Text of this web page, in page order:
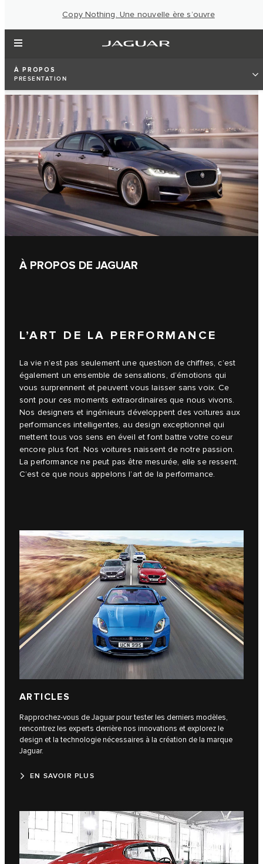
Copy Nothing. Une nouvelle ère s’ouvre
À PROPOS
PRÉSENTATION
À PROPOS DE JAGUAR
L’ART DE LA PERFORMANCE
La vie n’est pas seulement une question de chiffres, c’est
également un ensemble de sensations, d’émotions qui
vous surprennent et peuvent vous laisser sans voix. Ce
sont pour ces moments extraordinaires que nous vivons.
Nos designers et ingénieurs développent des voitures aux
performances intelligentes, au design exceptionnel qui
mettent tous vos sens en éveil et font battre votre coeur
encore plus fort. Nos voitures naissent de notre passion.
La performance ne peut pas être mesurée, elle se ressent.
C’est ce que nous appelons l’art de la performance.
ARTICLES
Rapprochez-vous de Jaguar pour tester les derniers modèles,
rencontrez les experts derrière nos innovations et explorez le
design et la technologie nécessaires à la création de la marque
Jaguar.
EN SAVOIR PLUS